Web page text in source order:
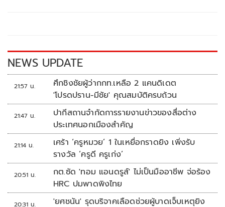
k k
NEWS UPDATE
21:57 น.
ศึกชิงชัยผู้ว่ากกท.เหลือ 2 แคนดิเดต
'โปรดปราน-มีชัย' คุณสมบัติครบถ้วน
21:47 น.
ปากีสถานจำกัดการรายงานข่าวของสื่อต่าง
ประเทศนอกเมืองสำคัญ
21:14 น.
เศร้า ‘ครูหมวย’ 1 ในเหยื่อกราดยิง เพิ่งรับ
รางวัล ‘ครูดี ครูเก่ง’
20:51 น.
กต.ซัด 'ทอม แอนดรูส์' ไม่เป็นมืออาชีพ จ่อร้อง
HRC ปมพาดพิงไทย
20:31 น.
'ยศชนัน' รุดบริจาคเลือดช่วยผู้บาดเจ็บเหตุยิง